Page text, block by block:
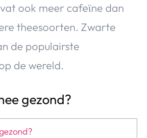
ook meer cafeϊne dan
theesoorten. Zwarte
de populairste
de wereld.
gezond?